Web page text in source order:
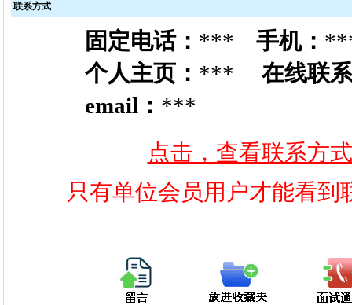
联系方式
固定电话： *** 手机：
个人主页： *** 在线联
email： ***
点击，查看联系方
只有单位会员用户才能看到